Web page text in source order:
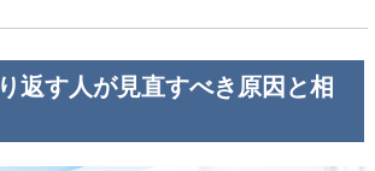
返す人が見直すべき原因と相